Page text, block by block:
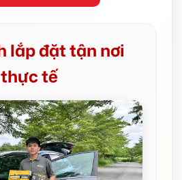
lắp đặt tận nơi
thực tế